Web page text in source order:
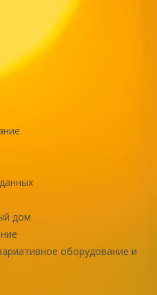
дом
оборудование и